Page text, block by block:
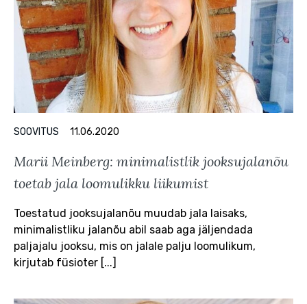
Marii Meinberg: minimalistlik jooksujalanõu
toetab jala loomulikku liikumist
Toestatud jooksujalanõu muudab jala laisaks,
minimalistliku jalanõu abil saab aga jäljendada
paljajalu jooksu, mis on jalale palju loomulikum,
kirjutab füsioter [...]
SOOVITUS 11.06.2020